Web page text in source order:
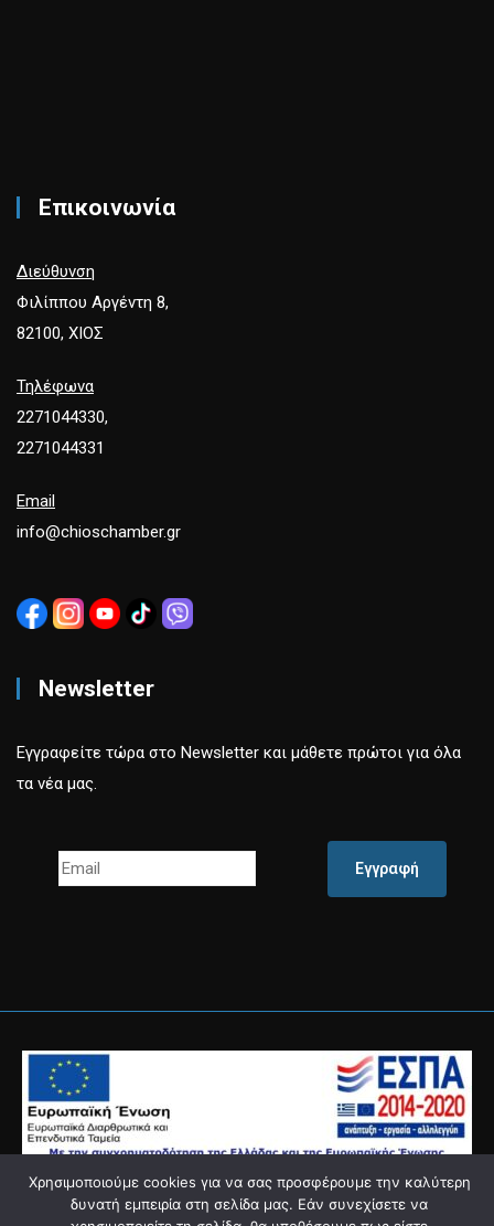
Επικοινωνία
Διεύθυνση
Φιλίππου Αργέντη 8,
82100, ΧΙΟΣ
Τηλέφωνα
2271044330,
2271044331
Email
info@chioschamber.gr
Newsletter
Εγγραφείτε τώρα στο Newsletter και μάθετε πρώτοι για όλα
τα νέα μας.
Εγγραφή
Powered byKnowledge Α.Ε.
Χρησιμοποιούμε cookies για να σας προσφέρουμε την καλύτερη
δυνατή εμπειρία στη σελίδα μας. Εάν συνεχίσετε να